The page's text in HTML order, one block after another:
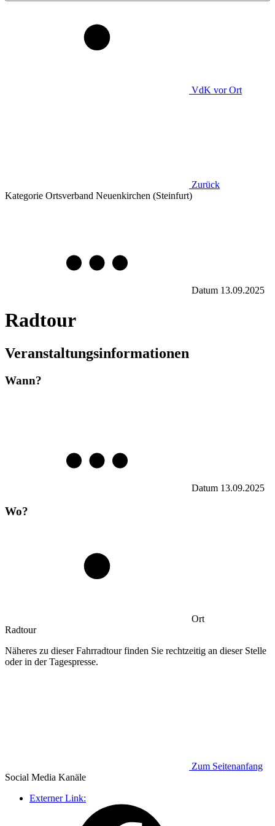
VdK vor Ort
Zurück
Kategorie Ortsverband Neuenkirchen (Steinfurt)
Datum 13.09.2025
Radtour
Veranstaltungsinformationen
Wann?
Datum 13.09.2025
Wo?
Ort
Radtour
Näheres zu dieser Fahrradtour finden Sie rechtzeitig an dieser Stelle
oder in der Tagespresse.
Zum Seitenanfang
Social Media Kanäle
Externer Link: